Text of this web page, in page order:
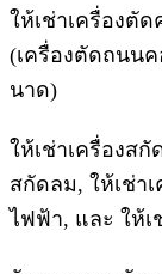
ให้เช่าเครื่องตั
(เครื่องตัดถนน
นาด)
ให้เช่าเครื่องส
สกัดลม, ให้เช่า
ไฟฟ้า, และ ให้เ